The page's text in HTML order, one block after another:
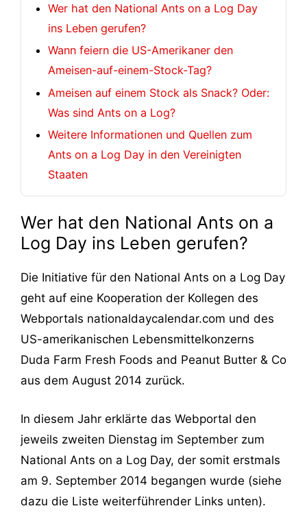
Wer hat den National Ants on a Log Day
ins Leben gerufen?
Wann feiern die US-Amerikaner den
Ameisen-auf-einem-Stock-Tag?
Ameisen auf einem Stock als Snack? Oder:
Was sind Ants on a Log?
Weitere Informationen und Quellen zum
Ants on a Log Day in den Vereinigten
Staaten
Wer hat den National Ants on a
Log Day ins Leben gerufen?
Die Initiative für den National Ants on a Log Day
geht auf eine Kooperation der Kollegen des
Webportals nationaldaycalendar.com und des
US-amerikanischen Lebensmittelkonzerns
Duda Farm Fresh Foods and Peanut Butter & Co
aus dem August 2014 zurück.
In diesem Jahr erklärte das Webportal den
jeweils zweiten Dienstag im September zum
National Ants on a Log Day, der somit erstmals
am 9. September 2014 begangen wurde (siehe
dazu die Liste weiterführender Links unten).